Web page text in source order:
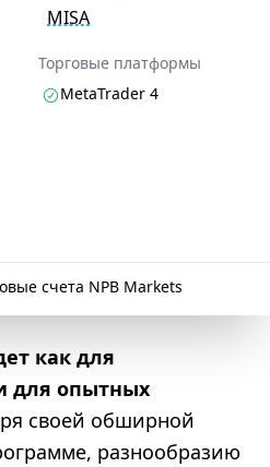
MISA
Торговые платформы
MetaTrader 4
счета NPB Markets
как для
для опытных
своей обширной
разнообразию